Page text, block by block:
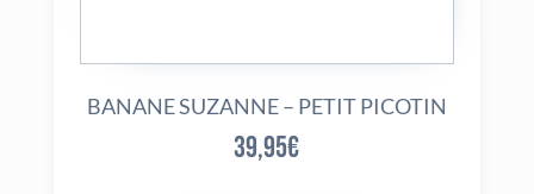
BANANE SUZANNE – PETIT PICOTIN
39,95€